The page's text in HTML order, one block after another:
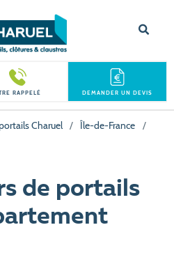
RAPPELÉ DEMANDER UN DEVIS
Charuel / Île-de-France
/
de portails